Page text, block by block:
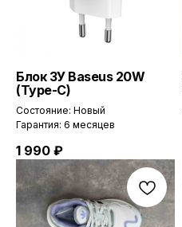
Блок ЗУ Baseus 20W
(Type-C)
Состояние: Новый
Гарантия: 6 месяцев
1 990 ₽